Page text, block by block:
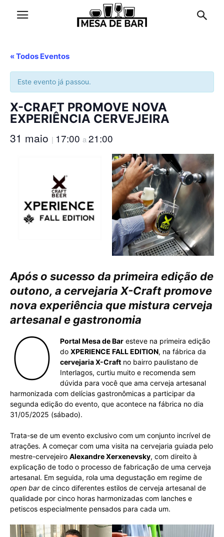
« Todos Eventos
Este evento já passou.
X-CRAFT PROMOVE NOVA
EXPERIÊNCIA CERVEJEIRA
31 maio | 17:00 a 21:00
Após o sucesso da primeira edição de
outono, a cervejaria X-Craft promove
nova experiência que mistura cerveja
artesanal e gastronomia
O Portal Mesa de Baresteve na primeira edição
do XPERIENCE FALL EDITION, na fábrica da
cervejaria X-Craftno bairro paulistano de
Interlagos, curtiu muito e recomenda sem
dúvida para você que ama cerveja artesanal
harmonizada com delícias gastronômicas a participar da
segunda edição do evento, que acontece na fábrica no dia
31/05/2025 (sábado).
Trata-se de um evento exclusivo com um conjunto incrível de
atrações. A começar com uma visita na cervejaria guiada pelo
mestre-cervejeiro Alexandre Xerxenevsky, com direito à
explicação de todo o processo de fabricação de uma cerveja
artesanal. Em seguida, rola uma degustação em regime de
open barde cinco diferentes estilos de cerveja artesanal de
qualidade por cinco horas harmonizadas com lanches e
petiscos especialmente pensados para cada um.